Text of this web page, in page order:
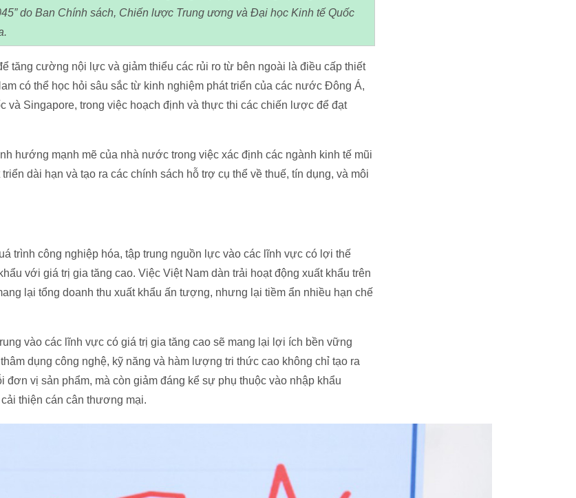
do Ban Chính sách, Chiến lược Trung ương và Đại học Kinh tế Quốc
tăng cường nội lực và giảm thiểu các rủi ro từ bên ngoài là điều cấp thiết
có thể học hỏi sâu sắc từ kinh nghiệm phát triển của các nước Đông Á,
và Singapore, trong việc hoạch định và thực thi các chiến lược để đạt
hướng mạnh mẽ của nhà nước trong việc xác định các ngành kinh tế mũi
dài hạn và tạo ra các chính sách hỗ trợ cụ thể về thuế, tín dụng, và môi
trình công nghiệp hóa, tập trung nguồn lực vào các lĩnh vực có lợi thế
với giá trị gia tăng cao. Việc Việt Nam dàn trải hoạt động xuất khẩu trên
lại tổng doanh thu xuất khẩu ấn tượng, nhưng lại tiềm ẩn nhiều hạn chế
vào các lĩnh vực có giá trị gia tăng cao sẽ mang lại lợi ích bền vững
dụng công nghệ, kỹ năng và hàm lượng tri thức cao không chỉ tạo ra
đơn vị sản phẩm, mà còn giảm đáng kể sự phụ thuộc vào nhập khẩu
thiện cán cân thương mại.